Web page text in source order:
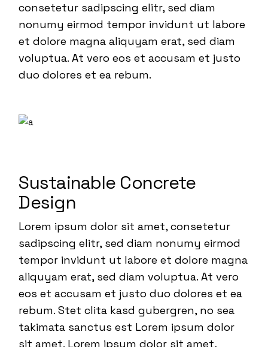
consetetur sadipscing elitr, sed diam
nonumy eirmod tempor invidunt ut labore
et dolore magna aliquyam erat, sed diam
voluptua. At vero eos et accusam et justo
duo dolores et ea rebum.
Sustainable Concrete
Design
Lorem ipsum dolor sit amet, consetetur
sadipscing elitr, sed diam nonumy eirmod
tempor invidunt ut labore et dolore magna
aliquyam erat, sed diam voluptua. At vero
eos et accusam et justo duo dolores et ea
rebum. Stet clita kasd gubergren, no sea
takimata sanctus est Lorem ipsum dolor
sit amet. Lorem ipsum dolor sit amet,